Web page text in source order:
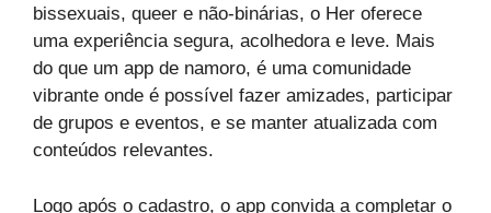
bissexuais, queer e não-binárias, o Her oferece
uma experiência segura, acolhedora e leve. Mais
do que um app de namoro, é uma comunidade
vibrante onde é possível fazer amizades, participar
de grupos e eventos, e se manter atualizada com
conteúdos relevantes.
Logo após o cadastro, o app convida a completar o